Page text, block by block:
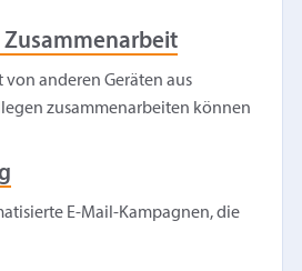
Zusammenarbeit
von anderen Geräten aus
zusammenarbeiten können
E-Mail-Kampagnen, die